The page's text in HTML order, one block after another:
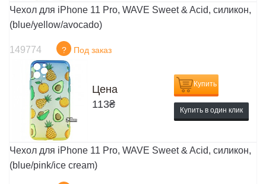
Чехол для iPhone 11 Pro, WAVE Sweet & Acid, силикон,
(blue/yellow/avocado)
149774 ? Под заказ
Цена
113₴
Купить
Купить в один клик
Чехол для iPhone 11 Pro, WAVE Sweet & Acid, силикон,
(blue/pink/ice cream)